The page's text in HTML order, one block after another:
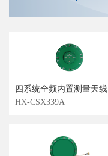
四系统全频内置测量天线
HX-CSX339A